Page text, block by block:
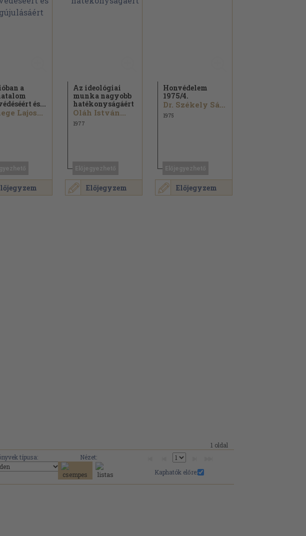
a
és...
Lajos...
Előjegyzem
Az ideológiai
munka nagyobb
hatékonyságáért
Oláh István...
1977
Előjegyzem
Honvédelem
1975/4.
Dr. Székely Sándor...
1975
1 oldal
típusa:
Nézet:
Kaphatók előre: